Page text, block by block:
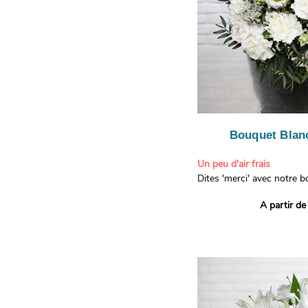
Bouquet
Un peu d'air frais
Dites 'merci' avec notre
de limonium blanc, ce
symbolisent l'amour et
le limonium blanc ajoute
A partir